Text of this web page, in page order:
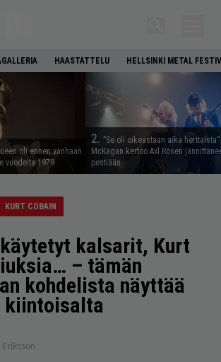
HAASTATTELU HELLSINKI METAL
oli ennen vanhaan
vuodelta 1979
2. ”Se oli oikeastaan aika
McKagan kertoo Axl Rosen
pestiään
KURT COBAIN
kalsarit, Kurt
– tämän
kohdelista näyttää
kiintoisalta